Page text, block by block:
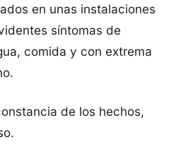
en unas instalaciones
síntomas de
comida y con extrema
de los hechos,